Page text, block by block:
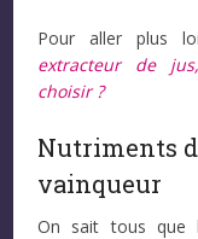
Pour aller plus
extracteur de
choisir ?
Nutriments
vainqueur
On sait tous que